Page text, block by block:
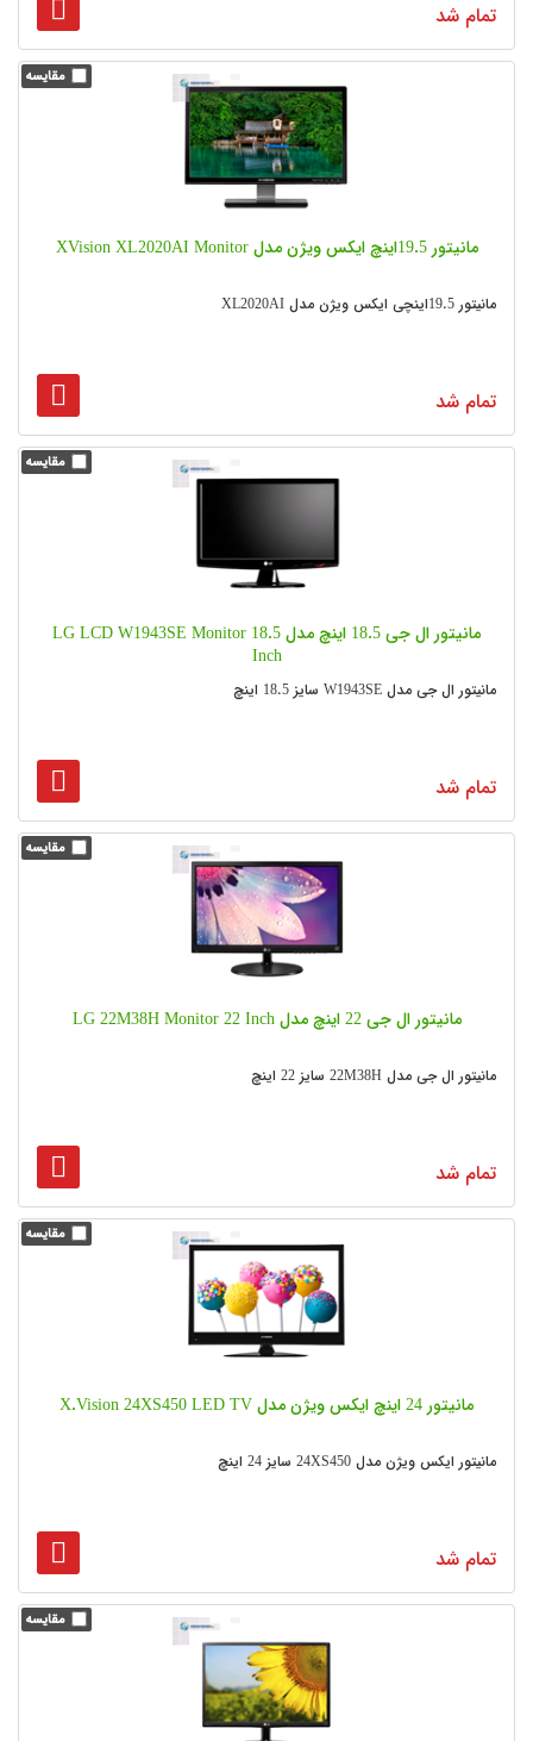
تمام شد
مانیتور 19.5اینچ ایکس ویژن مدل XVision XL2020AI Monitor
مانیتور 19.5اینچی ایکس ویژن مدل XL2020AI
تمام شد
مانیتور ال جی 18.5 اینچ مدل LG LCD W1943SE Monitor 18.5
Inch
مانیتور ال جی مدل W1943SE سایز 18.5 اینچ
تمام شد
مانیتور ال جی 22 اینچ مدل LG 22M38H Monitor 22 Inch
مانیتور ال جی مدل 22M38H سایز 22 اینچ
تمام شد
مانیتور 24 اینچ ایکس ویژن مدل X.Vision 24XS450 LED TV
مانیتور ایکس ویژن مدل 24XS450 سایز 24 اینچ
تمام شد